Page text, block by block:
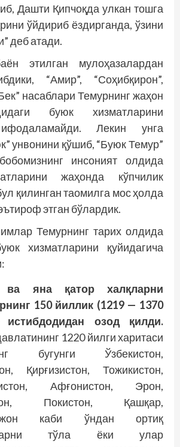
Дашти Қипчоқда улкан тошга
ўйдириб ёздирганда, ўзини
деб атади.
этилган мулоҳазалардан
“Амир”, “Соҳибқирон”,
насаблари Темурнинг жаҳон
буюк хизматларини
Лекин унга
унвонини қўшиб, “Буюк Темур”
инсоният олдида
жаҳонда кўпчилик
қилинган таомилга мос ҳолда
этган бўлардик.
Темурнинг тарих олдида
хизматларини қуйидагича
ва яна қатор халқларни
150 йиллик (1219 — 1370
истибдодидан озод қилди.
1220 йилги харитаси
бугунги Ўзбекистон,
Қирғизистон, Тожикистон,
Афғонистон, Эрон,
Покистон, Қашқар,
каби ўндан ортиқ
тўла ёки улар